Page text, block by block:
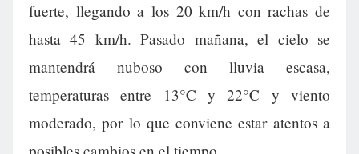
fuerte, llegando a los 20 km/h con rachas de
hasta 45 km/h. Pasado mañana, el cielo se
mantendrá nuboso con lluvia escasa,
temperaturas entre 13°C y 22°C y viento
moderado, por lo que conviene estar atentos a